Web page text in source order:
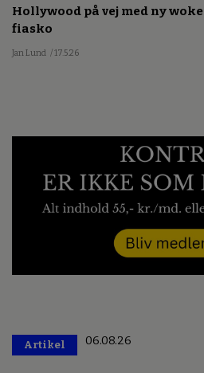
Hollywood på vej med ny woke
fiasko
Jan Lund / 17.5.26
Artikel 06.08.26